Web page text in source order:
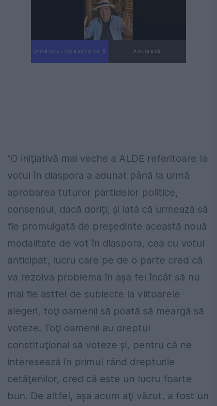
Următorul videoclip în 4 Anulează
"O iniţiativă mai veche a ALDE referitoare la
votul în diaspora a adunat până la urmă
aprobarea tuturor partidelor politice,
consensul, dacă doriți, şi iată că urmează să
fie promulgată de preşedinte această nouă
modalitate de vot în diaspora, cea cu votul
anticipat, lucru care pe de o parte cred că
va rezolva problema în aşa fel încât să nu
mai fie astfel de subiecte la viitoarele
alegeri, toţi oamenii să poată să meargă să
voteze. Toţi oamenii au dreptul
constituţional să voteze şi, pentru că ne
interesează în primul rând drepturile
cetăţenilor, cred că este un lucru foarte
bun. De altfel, aşa acum aţi văzut, a fost un